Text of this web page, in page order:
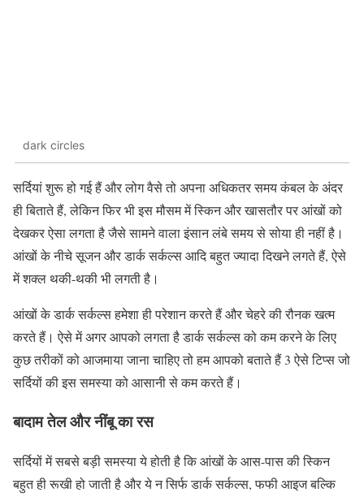
dark circles
सर्दियां शुरू हो गई हैं और लोग वैसे तो अपना अधिकतर समय कंबल के अंदर
ही बिताते हैं, लेकिन फिर भी इस मौसम में स्किन और खासतौर पर आंखों को
देखकर ऐसा लगता है जैसे सामने वाला इंसान लंबे समय से सोया ही नहीं है।
आंखों के नीचे सूजन और डार्क सर्कल्स आदि बहुत ज्यादा दिखने लगते हैं, ऐसे
में शक्ल थकी-थकी भी लगती है।
आंखों के डार्क सर्कल्स हमेशा ही परेशान करते हैं और चेहरे की रौनक खत्म
करते हैं। ऐसे में अगर आपको लगता है डार्क सर्कल्स को कम करने के लिए
कुछ तरीकों को आजमाया जाना चाहिए तो हम आपको बताते हैं 3 ऐसे टिप्स जो
सर्दियों की इस समस्या को आसानी से कम करते हैं।
बादाम तेल और नींबू का रस
सर्दियों में सबसे बड़ी समस्या ये होती है कि आंखों के आस-पास की स्किन
बहुत ही रूखी हो जाती है और ये न सिर्फ डार्क सर्कल्स, फफी आइज बल्कि